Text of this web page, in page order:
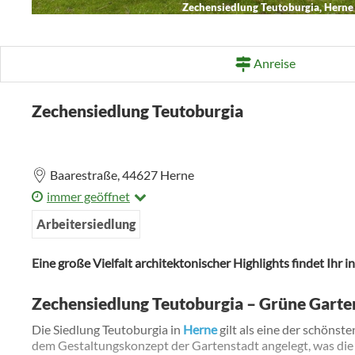
Zechensiedlung Teutoburgia, Herne
Anreise
Zechensiedlung Teutoburgia
Baarestraße,44627 Herne
immer geöffnet
Arbeitersiedlung
Eine große Vielfalt architektonischer Highlights findet Ihr
Zechensiedlung Teutoburgia – Grüne
Die Siedlung Teutoburgia in Hernegilt als eine der
dem Gestaltungskonzept der Gartenstadt angelegt, was